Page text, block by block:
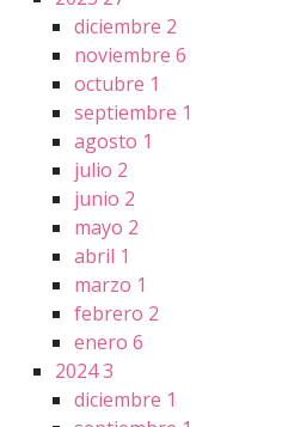
diciembre 2
noviembre 6
octubre 1
septiembre 1
agosto 1
julio 2
junio 2
mayo 2
abril 1
marzo 1
febrero 2
enero 6
20243
diciembre 1